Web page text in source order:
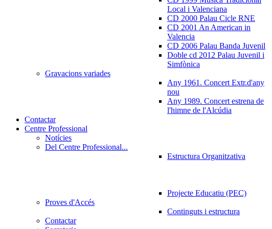
Local i Valenciana
CD 2000 Palau Cicle RNE
CD 2001 An American in
Valencia
CD 2006 Palau Banda Juvenil
Doble cd 2012 Palau Juvenil i
Simfònica
Gravacions variades
Any 1961. Concert Extr.d'any
nou
Any 1989. Concert estrena de
l'himne de l'Alcúdia
Contactar
Centre Professional
Notícies
Del Centre Professional...
Estructura Organitzativa
Projecte Educatiu (PEC)
Proves d'Accés
Continguts i estructura
Contactar